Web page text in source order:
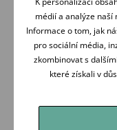
RÁDI
PORADÍME
Volejte Po-Pá:
608 267 033
médií a analýze naší
Informace o tom, jak
pro sociální média,
zkombinovat s
které získali v